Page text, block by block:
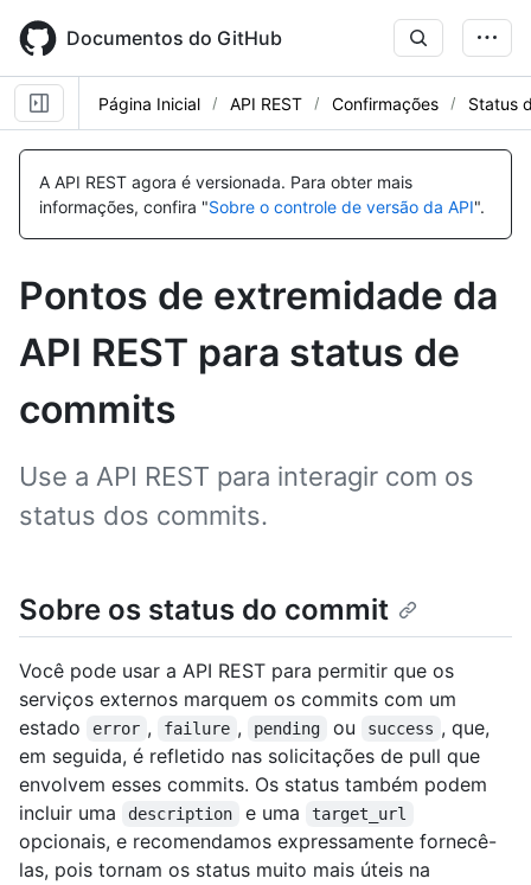
main
content
Documentos do GitHub
Página Inicial API REST Confirmações Status
A API REST agora é versionada. Para obter mais
informações, confira "Sobre o controle de versão da API".
Pontos de extremidade da
API REST para status de
commits
Use a API REST para interagir com os
status dos commits.
Sobre os status do commit
Você pode usar a API REST para permitir que os
serviços externos marquem os commits com um
estado
error , failure , pending ou success , que,
em seguida, é refletido nas solicitações de pull que
envolvem esses commits. Os status também podem
incluir uma
description e uma target_url
opcionais, e recomendamos expressamente fornecê-
las, pois tornam os status muito mais úteis na
Nome,
Tipo,
Descrição
Nome,
Tipo,
Descrição
Nome,
Tipo,
Descrição
Nome,
Tipo,
Descrição
Nome,
Tipo,
Descrição
Nome,
Tipo,
Descrição
Nome,
Tipo,
Descrição
Nome,
Tipo,
Descrição
Nome,
Tipo,
Descrição